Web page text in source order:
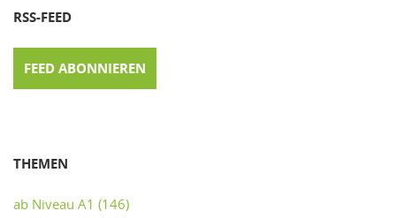
RSS-FEED
FEED ABONNIEREN
THEMEN
ab Niveau A1 (146)